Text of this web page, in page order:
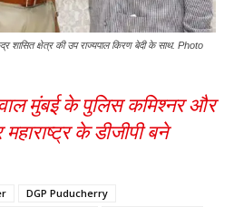
शासित क्षेत्र की उप राज्यपाल किरण बेदी के साथ. Photo
मुंबई के पुलिस कमिश्नर और
के डीजीपी बने
DGP Puducherry